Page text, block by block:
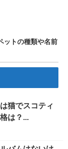
ットの種類や名前
猫でスコティ
は？...